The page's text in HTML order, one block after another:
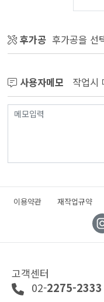
후가공 후가공을 선
사용자메모 작업시
이용약관 재작업규약
고객센터
02-2275-2333